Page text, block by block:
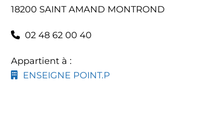
18200 SAINT AMAND MONTROND
02 48 62 00 40
Appartient à :
ENSEIGNE POINT.P